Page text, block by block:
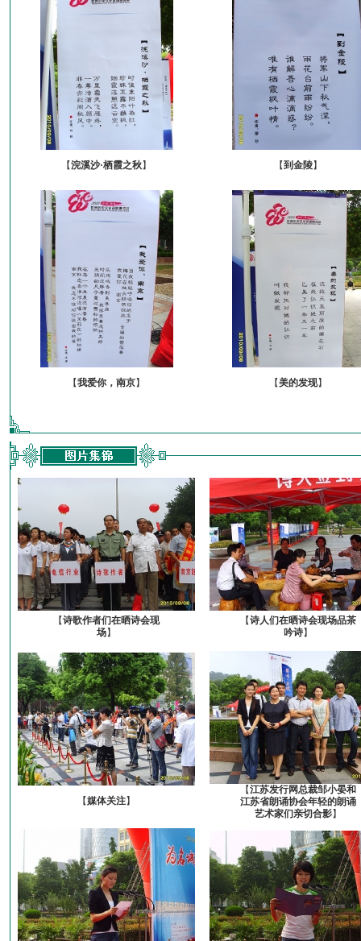
【浣溪沙·栖霞之秋】 【到金陵】
【我爱你，南京】 【美的发现】
【诗歌作者们在晒诗会现
场】
【诗人们在晒诗会现场品茶
吟诗】
【媒体关注】
【江苏发行网总裁邹小晏和
江苏省朗诵协会年轻的朗诵
艺术家们亲切合影】